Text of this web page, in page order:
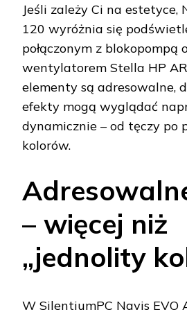
Jeśli zależy Ci na estetyce,
120 wyróżnia się
połączonym z blokopompą
wentylatorem Stella HP
elementy są adresowalne,
efekty mogą wyglądać
dynamicznie – od tęczy po
kolorów.
– więcej niż
„jednolity
W SilentiumPC Navis EVO